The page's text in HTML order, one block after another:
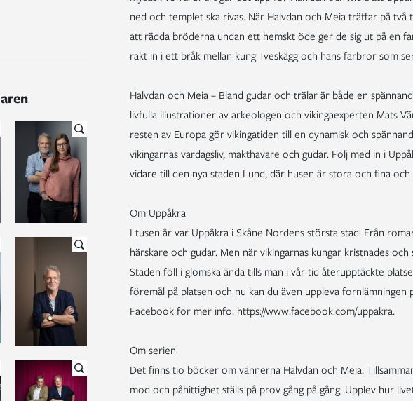
ned och templet ska rivas. När Halvdan och Meia träffar på
att rädda bröderna undan ett hemskt öde ger de sig ut på en
rakt in i ett bråk mellan kung Tveskägg och hans farbror som
Halvdan och Meia – Bland gudar och trälar är både en
livfulla illustrationer av arkeologen och vikingaexperten Mats
resten av Europa gör vikingatiden till en dynamisk och
vikingarnas vardagsliv, makthavare och gudar. Följ med in i
vidare till den nya staden Lund, där husen är stora och fina
Om Uppåkra
I tusen år var Uppåkra i Skåne Nordens största stad. Från
härskare och gudar. Men när vikingarnas kungar kristnades
Staden föll i glömska ända tills man i vår tid återupptäckte
föremål på platsen och nu kan du även uppleva
Facebook för mer info: https://www.facebook.com/uppakra.
Om serien
Det finns tio böcker om vännerna Halvdan och Meia.
mod och påhittighet ställs på prov gång på gång. Upplev hur